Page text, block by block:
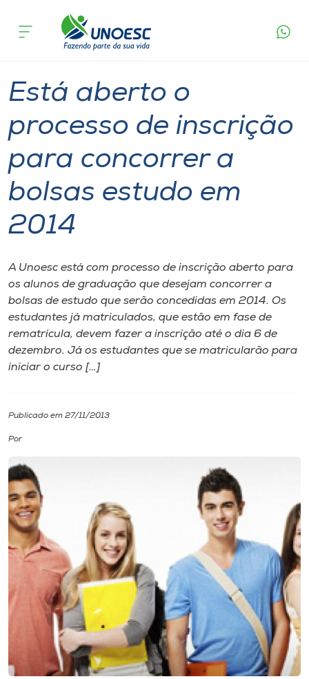
Cursos
Atendimento ao Estudante
Portal de Ensino
Internacionalização
I.nova
Cultura
CPA
Biblioteca
Editora
Rádio
Museu
Unoesc
acontece
Está aberto o
processo de inscrição
para concorrer a
bolsas estudo em
2014
A Unoesc está com processo de inscrição aberto para
os alunos de graduação que desejam concorrer a
bolsas de estudo que serão concedidas em 2014. Os
estudantes já matriculados, que estão em fase de
rematrícula, devem fazer a inscrição até o dia 6 de
dezembro. Já os estudantes que se matricularão para
iniciar o curso […]
Publicado em 27/11/2013
Por